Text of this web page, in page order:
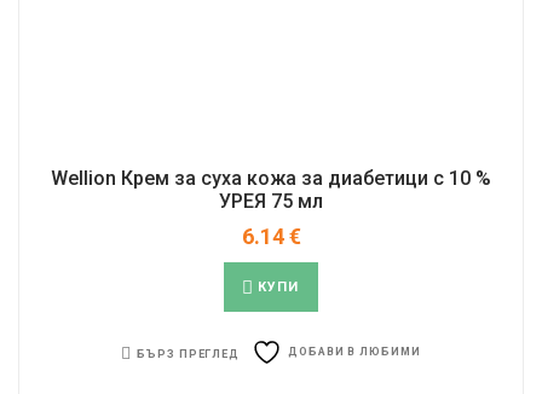
Wellion Крем за суха кожа за диабетици с 10 %
УРЕЯ 75 мл
6.14€
КУПИ
БЪРЗ ПРЕГЛЕД ДОБАВИ В ЛЮБИМИ